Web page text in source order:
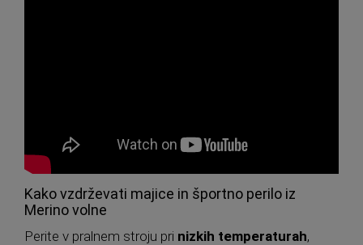
Kako vzdrževati majice in športno perilo iz
Merino volne
Perite v pralnem stroju pri nizkih temperaturah,